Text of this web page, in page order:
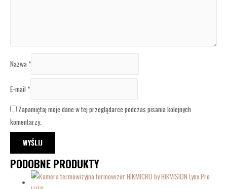
Nazwa*
E-mail *
Zapamiętaj moje dane w tej przeglądarce podczas pisania kolejnych
komentarzy.
PODOBNE PRODUKTY